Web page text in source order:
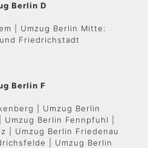
Berlin D
| Umzug Berlin Mitte:
Friedrichstadt
Berlin F
| Umzug Berlin
Berlin Fennpfuhl |
| Umzug Berlin Friedenau
| Umzug Berlin